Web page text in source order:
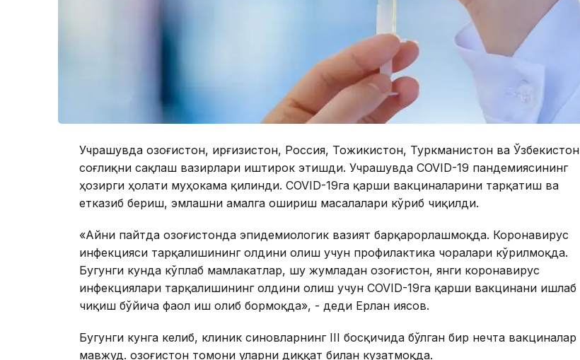
Учрашувда Қозоғистон, Қирғизистон, Россия, Тожикистон, Туркманистон ва Ўзбекистон
соғлиқни сақлаш вазирлари иштирок этишди. Учрашувда COVID-19 пандемиясининг
ҳозирги ҳолати муҳокама қилинди. COVID-19га қарши вакциналарини тарқатиш ва
етказиб бериш, эмлашни амалга ошириш масалалари кўриб чиқилди.
«Айни пайтда Қозоғистонда эпидемиологик вазият барқарорлашмоқда. Коронавирус
инфекцияси тарқалишининг олдини олиш учун профилактика чоралари кўрилмоқда.
Бугунги кунда кўплаб мамлакатлар, шу жумладан Қозоғистон, янги коронавирус
инфекциялари тарқалишининг олдини олиш учун COVID-19га қарши вакцинани ишлаб
чиқиш бўйича фаол иш олиб бормоқда», - деди Ерлан Қиясов.
Бугунги кунга келиб, клиник синовларнинг III босқичида бўлган бир нечта вакциналар
мавжуд. Қозоғистон томони уларни диққат билан кузатмоқда.